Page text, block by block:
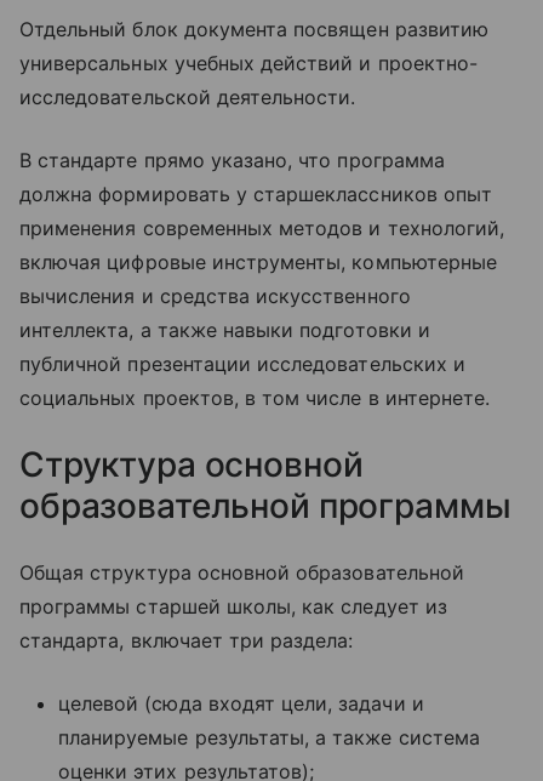
Отдельный блок документа посвящен развитию
универсальных учебных действий и проектно-
исследовательской деятельности.
В стандарте прямо указано, что программа
должна формировать у старшеклассников опыт
применения современных методов и технологий,
включая цифровые инструменты, компьютерные
вычисления и средства искусственного
интеллекта, а также навыки подготовки и
публичной презентации исследовательских и
социальных проектов, в том числе в интернете.
Структура основной
образовательной программы
Общая структура основной образовательной
программы старшей школы, как следует из
стандарта, включает три раздела:
целевой (сюда входят цели, задачи и
планируемые результаты, а также система
оценки этих результатов);